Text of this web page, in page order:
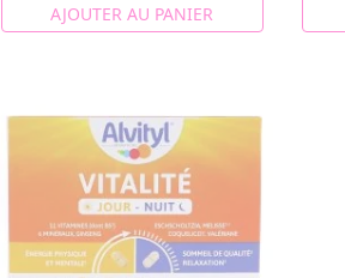
AJOUTER AU PANIER